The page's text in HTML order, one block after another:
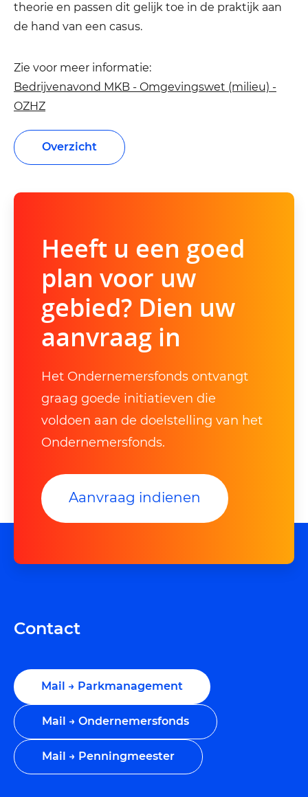
theorie en passen dit gelijk toe in de praktijk aan
de hand van een casus.
Zie voor meer informatie:
Bedrijvenavond MKB - Omgevingswet (milieu) -
OZHZ
Overzicht
Heeft u een goed
plan voor uw
gebied? Dien uw
aanvraag in
Het Ondernemersfonds ontvangt
graag goede initiatieven die
voldoen aan de doelstelling van het
Ondernemersfonds.
Aanvraag indienen
Contact
Mail → Parkmanagement
Mail → Ondernemersfonds
Mail → Penningmeester